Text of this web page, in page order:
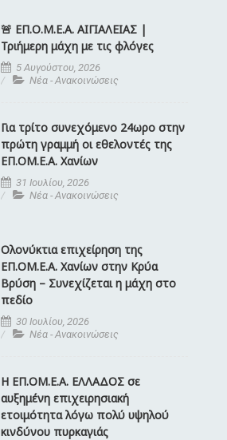
🚨 ΕΠ.Ο.Μ.Ε.Α. ΑΙΓΙΑΛΕΙΑΣ |
Τριήμερη μάχη με τις φλόγες
5 Αυγούστου, 2026
Νέα - Ανακοινώσεις
Για τρίτο συνεχόμενο 24ωρο στην
πρώτη γραμμή οι εθελοντές της
ΕΠ.ΟΜ.Ε.Α. Χανίων
31 Ιουλίου, 2026
Νέα - Ανακοινώσεις
Ολονύκτια επιχείρηση της
ΕΠ.ΟΜ.Ε.Α. Χανίων στην Κρύα
Βρύση – Συνεχίζεται η μάχη στο
πεδίο
30 Ιουλίου, 2026
Νέα - Ανακοινώσεις
Η ΕΠ.ΟΜ.Ε.Α. ΕΛΛΑΔΟΣ σε
αυξημένη επιχειρησιακή
ετοιμότητα λόγω πολύ υψηλού
κινδύνου πυρκαγιάς